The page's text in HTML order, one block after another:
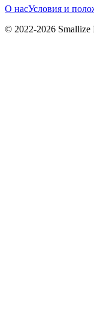
О насУсловия и
© 2022-2026 Smallize